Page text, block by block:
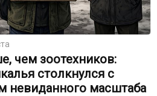
чем зоотехников:
столкнулся с
невиданного масштаба